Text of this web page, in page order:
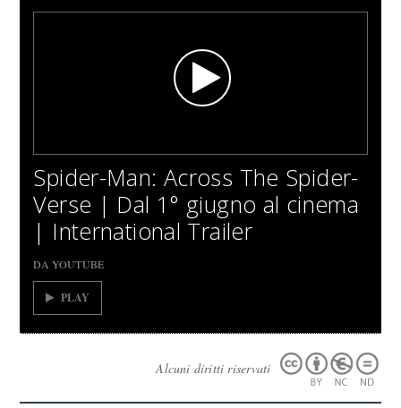
Spider-Man: Across The Spider-
Verse | Dal 1° giugno al cinema
| International Trailer
DA YOUTUBE
PLAY
Alcuni diritti riservati